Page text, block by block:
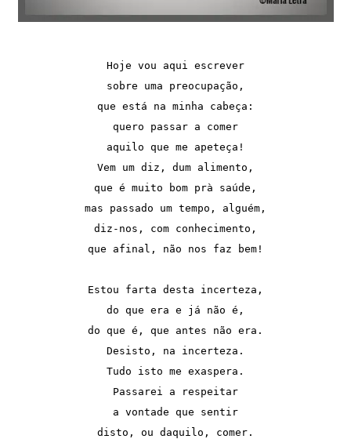
Hoje vou aqui escrever
sobre uma preocupação,
que está na minha cabeça:
quero passar a comer
aquilo que me apeteça!
Vem um diz, dum alimento,
que é muito bom prà saúde,
mas passado um tempo, alguém,
diz-nos, com conhecimento,
que afinal, não nos faz bem!
Estou farta desta incerteza,
do que era e já não é,
do que é, que antes não era.
Desisto, na incerteza.
Tudo isto me exaspera.
Passarei a respeitar
a vontade que sentir
disto, ou daquilo, comer.